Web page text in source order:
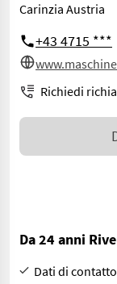
Carinzia Austria
+43 4715 ***
Richiedi
Da 24 anni
Dati di